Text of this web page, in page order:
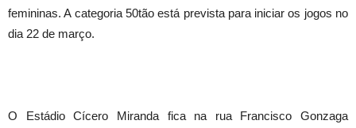
femininas. A categoria 50tão está prevista para iniciar os jogos no
dia 22 de março.
O Estádio Cícero Miranda fica na rua Francisco Gonzaga